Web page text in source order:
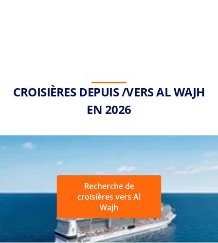
CROISIÈRES DEPUIS /VERS AL WAJH
EN 2026
Recherche de
croisières vers Al
Wajh